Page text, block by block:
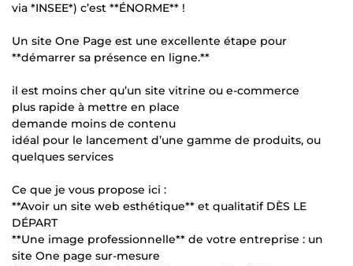
via *INSEE*) c’est **ÉNORME** !
Un site One Page est une excellente étape pour
**démarrer sa présence en ligne.**
il est moins cher qu’un site vitrine ou e-commerce
plus rapide à mettre en place
demande moins de contenu
idéal pour le lancement d’une gamme de produits, ou
quelques services
Ce que je vous propose ici :
**Avoir un site web esthétique** et qualitatif DÈS LE
DÉPART
**Une image professionnelle** de votre entreprise : un
site One page sur-mesure